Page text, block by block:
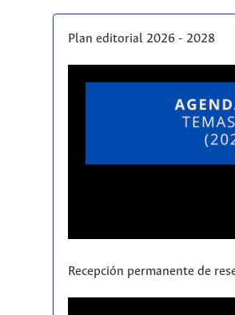
Plan editorial 2026 - 2028
Recepción permanente de